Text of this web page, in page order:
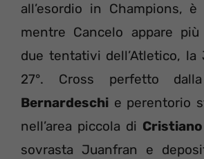
all’esordio in Champions,
mentre Cancelo appare
due tentativi dell’Atletico, la
27°. Cross perfetto
Bernardeschi e perentorio
nell’area piccola di
sovrasta Juanfran e